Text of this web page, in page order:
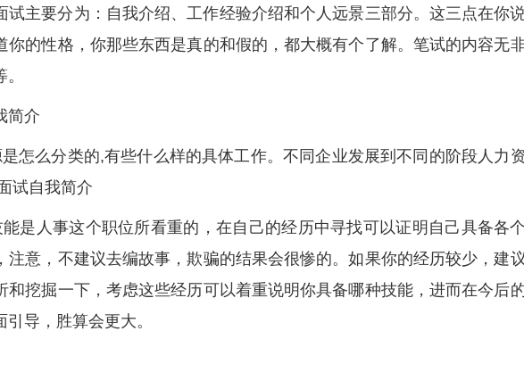
试主要分为：自我介绍、工作经验介绍和个人远景三部分。这三点在你
你的性格，你那些东西是真的和假的，都大概有个了解。笔试的内容无
简介
怎么分类的,有些什么样的具体工作。不同企业发展到不同的阶段人力
试自我简介
是人事这个职位所看重的，在自己的经历中寻找可以证明自己具备各个
注意，不建议去编故事，欺骗的结果会很惨的。如果你的经历较少，建议
和挖掘一下，考虑这些经历可以着重说明你具备哪种技能，进而在今后
导，胜算会更大。